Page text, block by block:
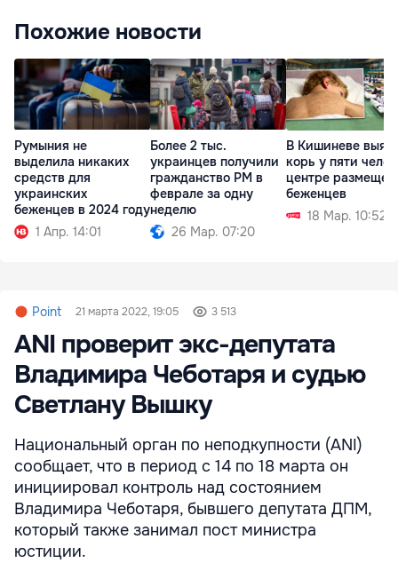
Похожие новости
Румыния не
выделила никаких
средств для
украинских
беженцев в 2024 году
1 Апр. 14:01
Более 2 тыс.
украинцев получили
гражданство РМ в
феврале за одну
неделю
26 Мар. 07:20
В Кишиневе
корь у пяти
центре
беженцев
18 Мар. 10:52
Point 21 марта 2022, 19:05 3 513
ANI проверит экс-депутата
Владимира Чеботаря и судью
Светлану Вышку
Национальный орган по неподкупности (АNI)
сообщает, что в период с 14 по 18 марта он
инициировал контроль над состоянием
Владимира Чеботаря, бывшего депутата ДПМ,
который также занимал пост министра
юстиции.